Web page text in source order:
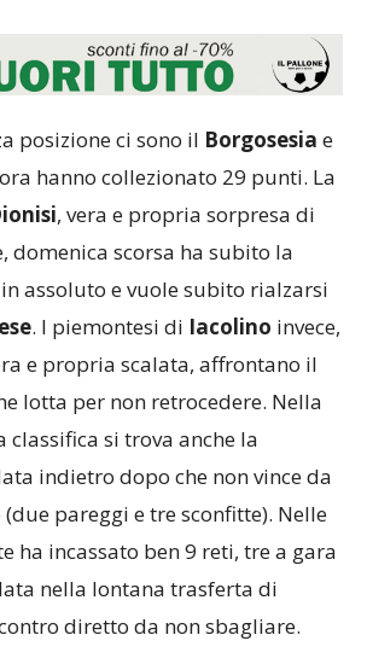
posizione ci sono il Borgosesia
hanno collezionato 29 punti. La
, vera e propria sorpresa di
domenica scorsa ha subito la
assoluto e vuole subito rialzarsi
. I piemontesi di
e propria scalata, affrontano il
che lotta per non retrocedere. Nella
classifica si trova anche la
indietro dopo che non vince da
(due pareggi e tre sconfitte). Nelle
ha incassato ben 9 reti, tre a gara
nella lontana trasferta di
diretto da non sbagliare.